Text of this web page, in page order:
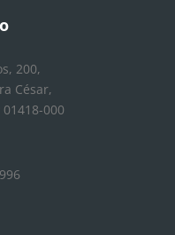
200,
César,
01418-000